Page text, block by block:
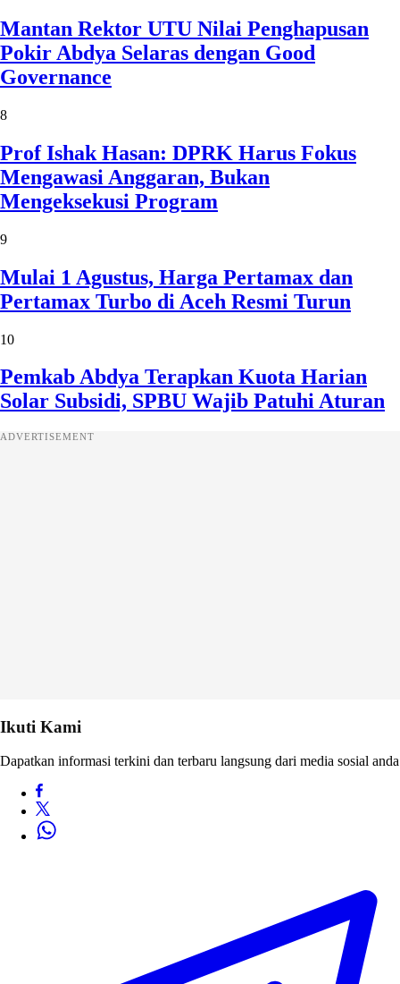
Mantan Rektor UTU Nilai Penghapusan
Pokir Abdya Selaras dengan Good
Governance
8
Prof Ishak Hasan: DPRK Harus Fokus
Mengawasi Anggaran, Bukan
Mengeksekusi Program
9
Mulai 1 Agustus, Harga Pertamax dan
Pertamax Turbo di Aceh Resmi Turun
10
Pemkab Abdya Terapkan Kuota Harian
Solar Subsidi, SPBU Wajib Patuhi Aturan
ADVERTISEMENT
Ikuti Kami
Dapatkan informasi terkini dan terbaru langsung dari media sosial anda